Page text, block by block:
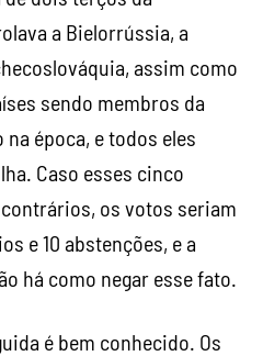
a Bielorrússia, a
assim como
sendo membros da
época, e todos eles
Caso esses cinco
os votos seriam
e 10 abstenções, e a
há como negar esse fato.
é bem conhecido. Os